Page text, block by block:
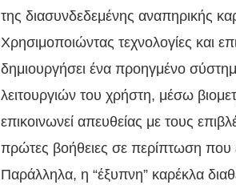
της διασυνδεδεμένης αναπηρικής
Χρησιμοποιώντας τεχνολογίες και
δημιουργήσει ένα προηγμένο
λειτουργιών του χρήστη, μέσω
επικοινωνεί απευθείας με τους
πρώτες βοήθειες σε περίπτωση που
Παράλληλα, η “έξυπνη” καρέκλα